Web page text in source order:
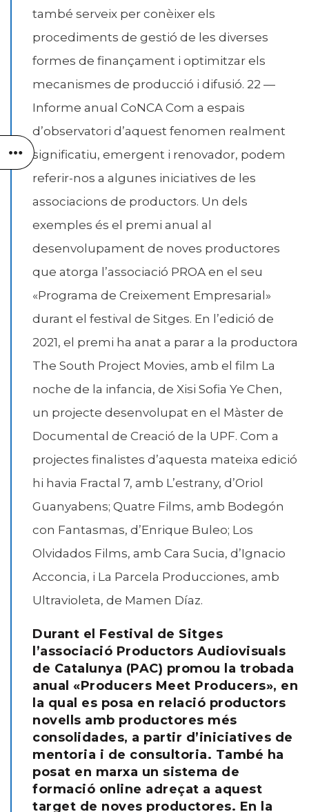
també serveix per conèixer els
procediments de gestió de les diverses
formes de finançament i optimitzar els
mecanismes de producció i difusió. 22 —
Informe anual CoNCA Com a espais
d’observatori d’aquest fenomen realment
significatiu, emergent i renovador, podem
referir-nos a algunes iniciatives de les
associacions de productors. Un dels
exemples és el premi anual al
desenvolupament de noves productores
que atorga l’associació PROA en el seu
«Programa de Creixement Empresarial»
durant el festival de Sitges. En l’edició de
2021, el premi ha anat a parar a la productora
The South Project Movies, amb el film La
noche de la infancia, de Xisi Sofia Ye Chen,
un projecte desenvolupat en el Màster de
Documental de Creació de la UPF. Com a
projectes finalistes d’aquesta mateixa edició
hi havia Fractal 7, amb L’estrany, d’Oriol
Guanyabens; Quatre Films, amb Bodegón
con Fantasmas, d’Enrique Buleo; Los
Olvidados Films, amb Cara Sucia, d’Ignacio
Acconcia, i La Parcela Producciones, amb
Ultravioleta, de Mamen Díaz.
Durant el Festival de Sitges
l’associació Productors Audiovisuals
de Catalunya (PAC) promou la trobada
anual «Producers Meet Producers», en
la qual es posa en relació productors
novells amb productores més
consolidades, a partir d’iniciatives de
mentoria i de consultoria. També ha
posat en marxa un sistema de
formació online adreçat a aquest
target de noves productores. En la